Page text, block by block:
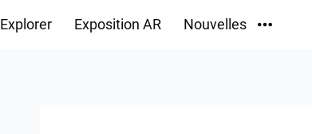
Explorer Exposition AR Nouvelles